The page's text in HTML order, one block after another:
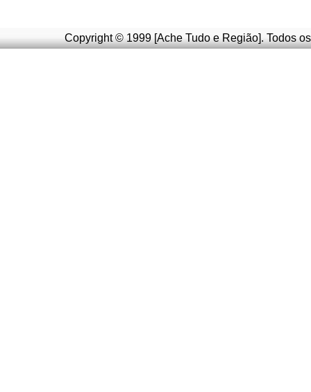
Copyright © 1999 [Ache Tudo e Região]. Todos